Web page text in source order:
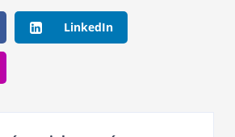
LinkedIn